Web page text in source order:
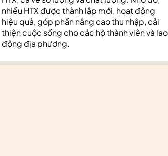
nhiều HTX được thành lập mới, hoạt động
hiệu quả, góp phần nâng cao thu nhập, cải
thiện cuộc sống cho các hộ thành viên và lao
động địa phương.